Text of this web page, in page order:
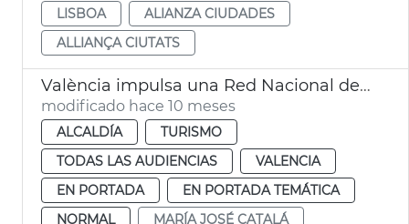
LISBOA
ALIANZA CIUDADES
ALLIANÇA CIUTATS
València impulsa una Red Nacional de Destinaciones Urbanas
modificado hace 10 meses
ALCALDÍA
TURISMO
TODAS LAS AUDIENCIAS
VALENCIA
EN PORTADA
EN PORTADA TEMÁTICA
NORMAL
MARÍA JOSÉ CATALÁ